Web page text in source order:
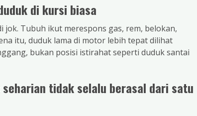
di kursi biasa
jok. Tubuh ikut merespons gas, rem, belokan,
itu, duduk lama di motor lebih tepat dilihat
bukan posisi istirahat seperti duduk santai
tidak selalu berasal dari satu